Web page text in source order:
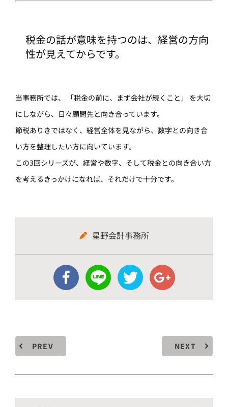
税金の話が意味を持つのは、経営の方向
性が見えてからです。
当事務所では、 「税金の前に、まず会社が続くこと」 を大切
にしながら、日々顧問先と向き合っています。
節税ありきではなく、経営全体を見ながら、数字との向き合
い方を整理したい方に向いています。
この3回シリーズが、経営や数字、そして税金との向き合い方
を考えるきっかけになれば、それだけで十分です。
星野会計事務所
PREV NEXT